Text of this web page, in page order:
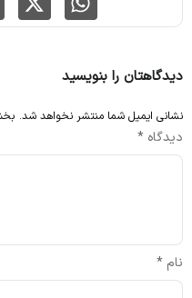
دیدگاهتان را بنویسید
نشانی ایمیل شما منتشر نخواهد شد.
دیدگاه *
نام *